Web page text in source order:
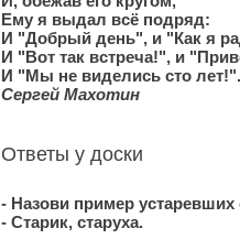
Ему я выдал всё подряд:
И "Добрый день", и "Как я
И "Вот так встреча!", и
И "Мы не виделись сто лет!".
Сергей Махотин
Ответы у доски
- Назови пример устаревших
- Старик, старуха.